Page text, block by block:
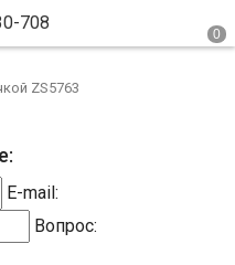
ZS5763
E-mail:
Вопрос: